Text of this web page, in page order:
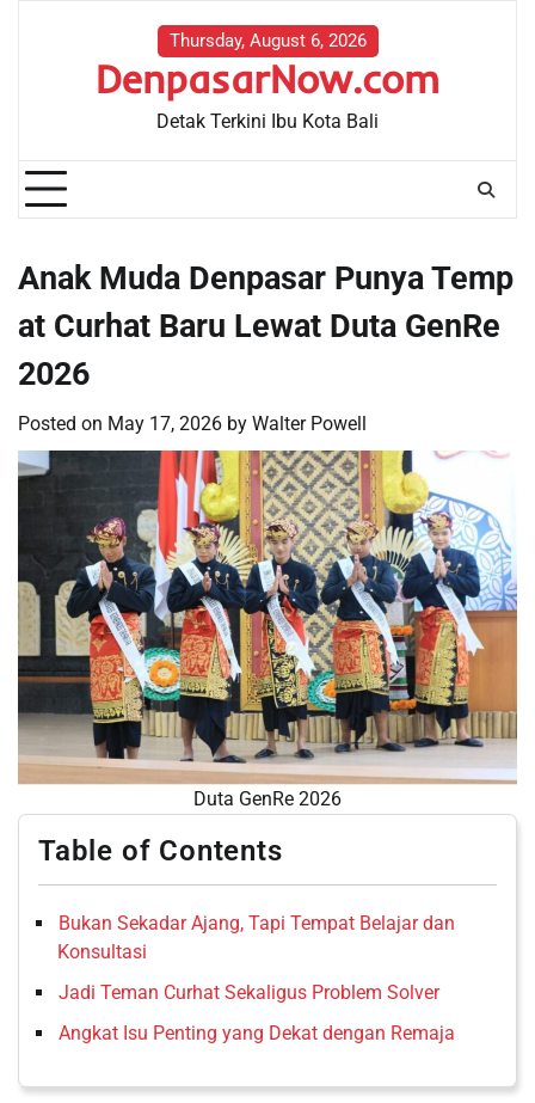
Thursday, August 6, 2026
DenpasarNow.com
Detak Terkini Ibu Kota Bali
Anak Muda Denpasar Punya Temp
at Curhat Baru Lewat Duta GenRe
2026
Posted on May 17, 2026 by Walter Powell
Duta GenRe 2026
Table of Contents
Bukan Sekadar Ajang, Tapi Tempat Belajar dan
Konsultasi
Jadi Teman Curhat Sekaligus Problem Solver
Angkat Isu Penting yang Dekat dengan Remaja